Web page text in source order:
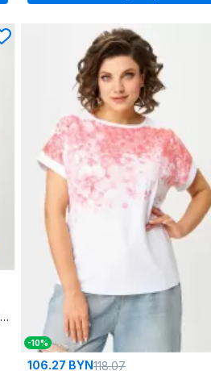
-10%
106.27 BYN118.07